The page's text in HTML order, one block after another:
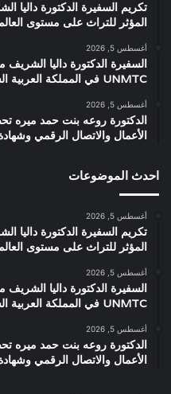
تكريم السفيرة الدكتورة داليا
المؤثر للتراث على مستوى العالم
أغسطس 5, 2026
السفيرة الدكتورة داليا الشريف
UNMTC في المملكة العربية السعودية
أغسطس 5, 2026
الدكتورة روعه بنت حمد ميره
الأعمال والاتصال الرقمي وشهادة
احدث الموضوعات
أغسطس 5, 2026
تكريم السفيرة الدكتورة داليا
المؤثر للتراث على مستوى العالم
أغسطس 5, 2026
السفيرة الدكتورة داليا الشريف
UNMTC في المملكة العربية السعودية
أغسطس 5, 2026
الدكتورة روعه بنت حمد ميره
الأعمال والاتصال الرقمي وشهادة